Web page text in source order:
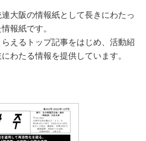
大阪の情報紙として長きにわたっ
報紙です。
えるトップ記事をはじめ、活動紹
わたる情報を提供しています。